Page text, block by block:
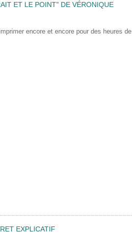
ET LE POINT" DE VÉRONIQUE
encore et encore pour des heures de
EXPLICATIF